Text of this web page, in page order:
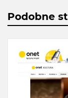
Podobne